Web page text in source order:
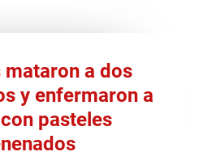
mataron a dos
y enfermaron a
pasteles